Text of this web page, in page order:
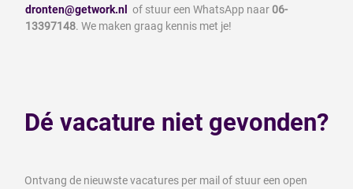
dronten@getwork.nl of stuur een WhatsApp naar06-
13397148. We maken graag kennis met je!
Dé vacature niet gevonden?
Ontvang de nieuwste vacatures per mail of stuur een open